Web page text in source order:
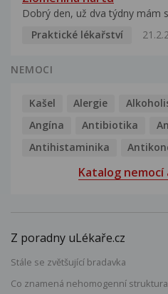
Dobrý den, už dva týdny mám
Praktické lékařství
NEMOCI
Kašel Alergie
Angína
Antibiotika
Antihistaminika
Katalog
Z poradny uLékaře.cz
Stále se zvětšující bradavka
Co znamená nehomogenní